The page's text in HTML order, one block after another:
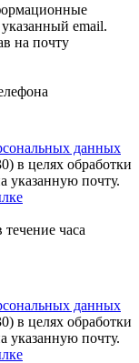
email.
на почту
данных
в целях обработки
указанную почту.
часа
данных
в целях обработки
указанную почту.